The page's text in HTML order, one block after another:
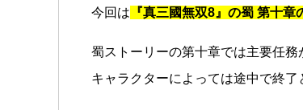
今回は 『真三國無双8』の蜀 第十章
蜀ストーリーの第十章では主要任務
キャラクターによっては途中で終了